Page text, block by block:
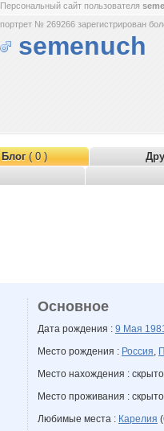
Персональный сайт пользователя
портрет № 269266 зарегистрирован
semenuch
Блог( 0 )
Основное
Дата рождения : 9 Мая
Место рождения : Россия,
Место нахождения : скрыто
Место проживания : скрыто
Любимые места : Карелия